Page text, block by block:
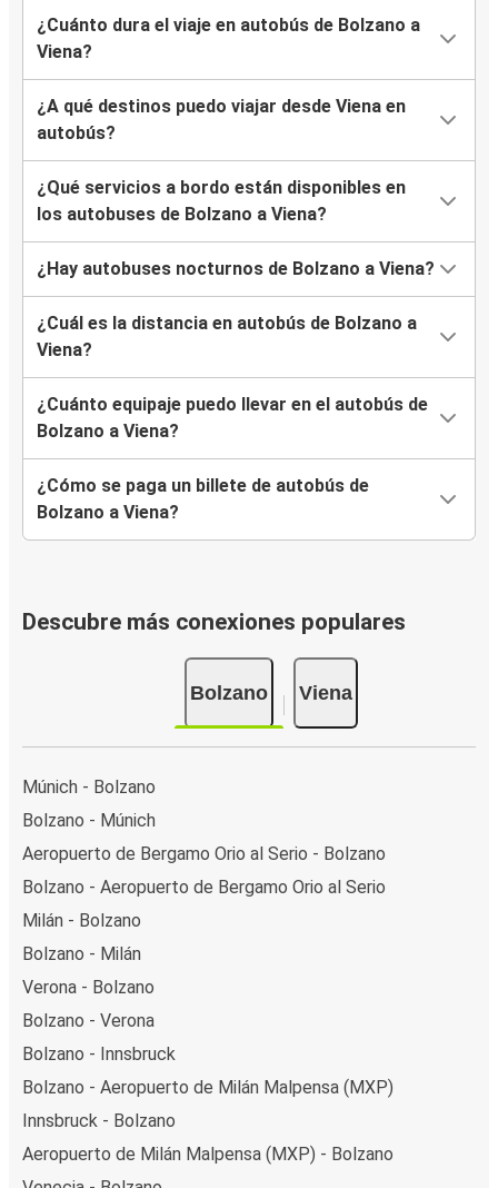
¿Cuánto dura el viaje en autobús de Bolzano a
Viena?
¿A qué destinos puedo viajar desde Viena en
autobús?
¿Qué servicios a bordo están disponibles en
los autobuses de Bolzano a Viena?
¿Hay autobuses nocturnos de Bolzano a Viena?
¿Cuál es la distancia en autobús de Bolzano a
Viena?
¿Cuánto equipaje puedo llevar en el autobús de
Bolzano a Viena?
¿Cómo se paga un billete de autobús de
Bolzano a Viena?
Descubre más conexiones populares
Bolzano Viena
Múnich - Bolzano
Bolzano - Múnich
Aeropuerto de Bergamo Orio al Serio - Bolzano
Bolzano - Aeropuerto de Bergamo Orio al Serio
Milán - Bolzano
Bolzano - Milán
Verona - Bolzano
Bolzano - Verona
Bolzano - Innsbruck
Bolzano - Aeropuerto de Milán Malpensa (MXP)
Innsbruck - Bolzano
Aeropuerto de Milán Malpensa (MXP) - Bolzano